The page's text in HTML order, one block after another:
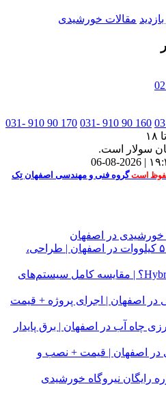
مقالات خورشیدی
160 90 910 -031
170 90 910 -031
سولار
است.
استگروه فنی و مهندسی اصفهان تِک
خورشیدی در اصفهان
نصب نیروگاه خورشیدی ۵ کیلووات در اصفهان | طراحی،
On‑Grid یا Off‑Grid یا Hybrid؟ | مقایسه کامل سیستم‌های
در اصفهان | اجرای پروژه + قیمت
چاه آب در اصفهان | برق پایدار
در اصفهان | قیمت + نصب و
رایگان نیروگاه خورشیدی